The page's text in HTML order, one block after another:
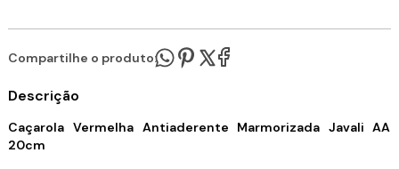
Compartilhe o produto:
Descrição
Caçarola Vermelha Antiaderente Marmorizada Javali AA
20cm